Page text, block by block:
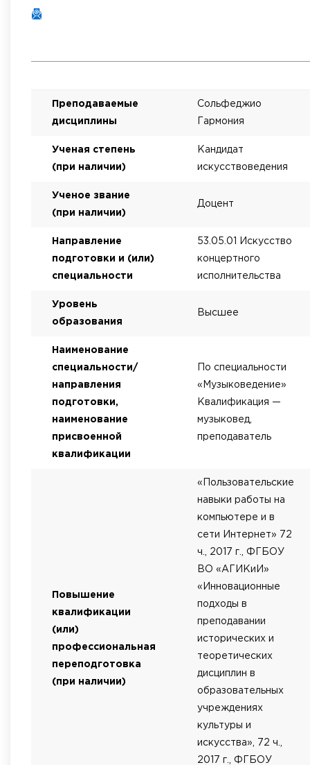
Преподаваемые
дисциплины
Сольфеджио
Гармония
Ученая степень
(при наличии)
Кандидат
искусствоведения
Ученое звание
(при наличии)
Доцент
Направление
подготовки и (или)
специальности
53.05.01 Искусство
концертного
исполнительства
Уровень
образования
Высшее
Наименование
специальности/
направления
подготовки,
наименование
присвоенной
квалификации
По специальности
«Музыковедение»
Квалификация —
музыковед,
преподаватель
Повышение
квалификации
(или)
профессиональная
переподготовка
(при наличии)
«Пользовательские
навыки работы на
компьютере и в
сети Интернет» 72
ч., 2017 г., ФГБОУ
ВО «АГИКиИ»
«Инновационные
подходы в
преподавании
исторических и
теоретических
дисциплин в
образовательных
учреждениях
культуры и
искусства», 72 ч.,
2017 г., ФГБОУ